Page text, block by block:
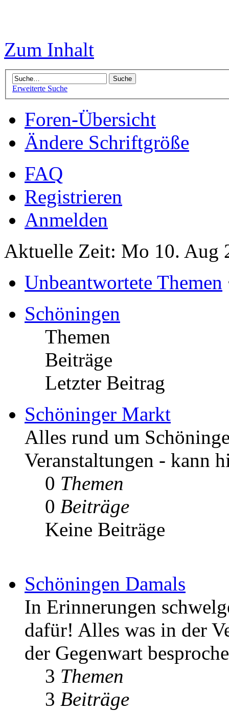
Zum Inhalt
Erweiterte Suche
Foren-Übersicht
Ändere Schriftgröße
FAQ
Registrieren
Anmelden
Aktuelle Zeit: Mo 10. Aug
Unbeantwortete Themen
Schöningen
Themen
Beiträge
Letzter Beitrag
Schöninger Markt
Alles rund um
Veranstaltungen - kann
0 Themen
0 Beiträge
Keine Beiträge
Schöningen Damals
In Erinnerungen
dafür! Alles was in der
der Gegenwart
3 Themen
3 Beiträge